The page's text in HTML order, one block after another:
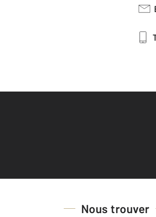
Nous trouver